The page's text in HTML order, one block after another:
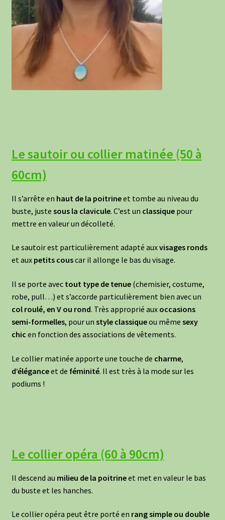
Le sautoir ou collier matinée (50 à
60cm)
Il s’arrête en haut de la poitrineet tombe au niveau du
buste, juste sous la clavicule. C’est un classiquepour
mettre en valeur un décolleté.
Le sautoir est particulièrement adapté auxvisages ronds
et aux petits couscar il allonge le bas du visage.
Il se porte avec tout type de tenue(chemisier, costume,
robe, pull…) et s’accorde particulièrement bien avec un
col roulé, en V ou rond. Très approprié aux occasions
semi-formelles, pour un style classiqueou même sexy
chic en fonction des associations de vêtements.
Le collier matinée apporte une touche de charme,
d’éléganceet de féminité. Il est très à la mode sur les
podiums !
Le collier opéra (60 à 90cm)
Il descend au milieu de la poitrineet met en valeur le bas
du buste et les hanches.
Le collier opéra peut être porté en rang simple ou double